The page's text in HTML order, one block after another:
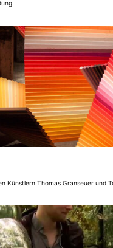
Künstlern Thomas Granseuer und